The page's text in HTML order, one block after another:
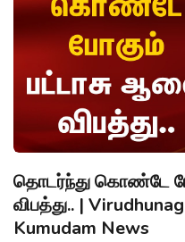
தொடர்ந்து கொண்டே
விபத்து.. |
Kumudam News